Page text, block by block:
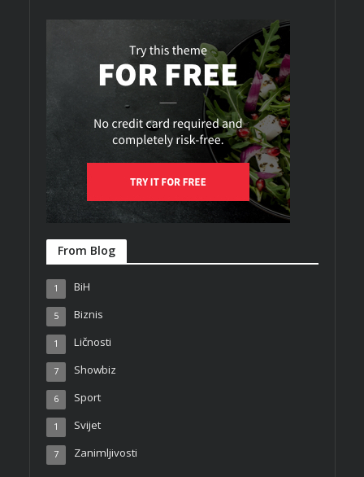
From Blog
BiH
1
Biznis
5
Ličnosti
1
Showbiz
7
Sport
6
Svijet
1
Zanimljivosti
7